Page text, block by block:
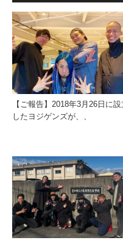
【ご報告】2018年3月26日に設
したヨジゲンズが、、